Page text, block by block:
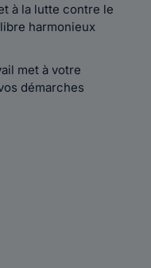
à la lutte contre le
harmonieux
met à votre
démarches